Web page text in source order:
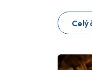
Celý